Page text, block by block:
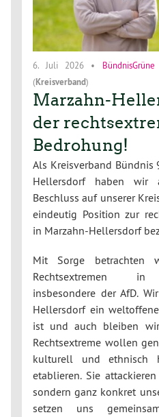
6. Juli 2026 •
(Kreisverband)
Marzahn-
der
Bedrohung!
Als Kreisverband Bündnis
Hellersdorf haben
Beschluss auf unserer
eindeutig Position zur
in Marzahn-Hellersdorf
Mit Sorge betrachten
Rechtsextremen in
insbesondere der AfD.
Hellersdorf ein
ist und auch bleiben
Rechtsextreme wollen
kulturell und ethnisch
etablieren. Sie
sondern ganz konkret
setzen uns